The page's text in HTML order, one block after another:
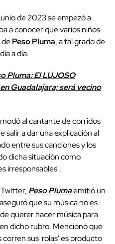
de 2023 se empezó a
a conocer que varios niños
dePeso Pluma, a tal grado de
a día.
Pluma: El LUJOSO
Guadalajara; será vecino
al cantante de corridos
a dar una explicación al
entre sus canciones y los
dicha situación como
irresponsables".
Peso Plumaemitió un
que su música no es
querer hacer música para
dicho rubro. Mencionó que
sus 'rolas' es producto